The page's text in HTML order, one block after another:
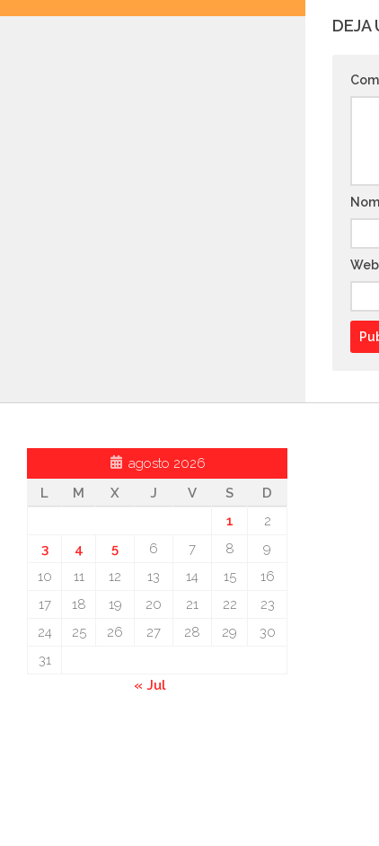
DEJA
Web
agosto 2026
L
M X J V S
D
1
2
3
4 5 6 7 8
9
10
11 12 13 14 15
16
17
18 19 20 21 22
23
24
25 26 27 28 29
30
31
« Jul